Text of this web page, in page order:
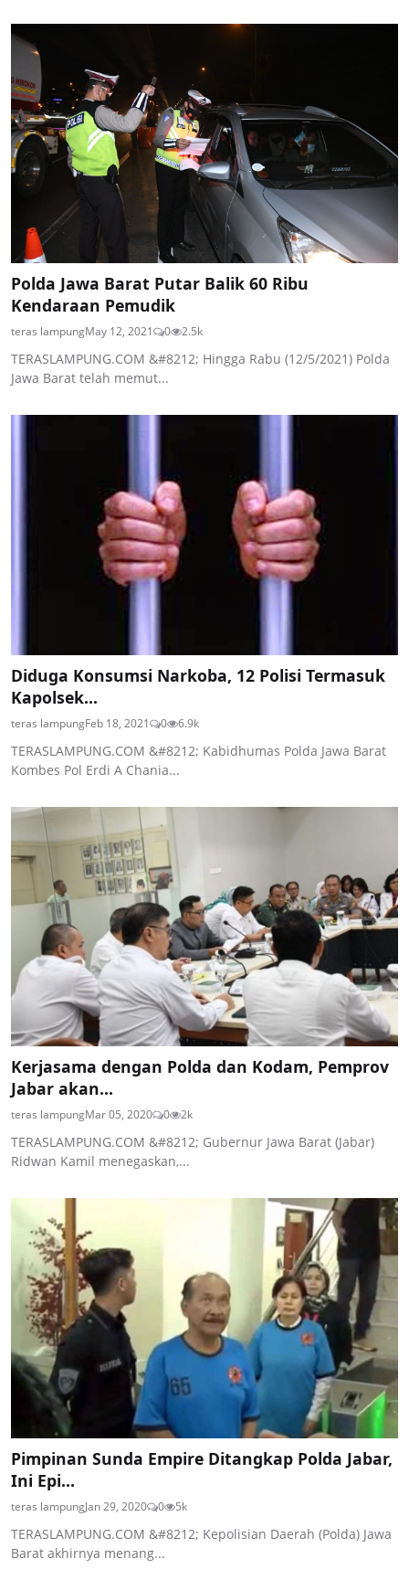
Polda Jawa Barat Putar Balik 60 Ribu
Kendaraan Pemudik
teras lampungMay 12, 2021 0 2.5k
TERASLAMPUNG.COM &#8212; Hingga Rabu (12/5/2021) Polda
Jawa Barat telah memut...
Diduga Konsumsi Narkoba, 12 Polisi Termasuk
Kapolsek...
teras lampungFeb 18, 2021 0 6.9k
TERASLAMPUNG.COM &#8212; Kabidhumas Polda Jawa Barat
Kombes Pol Erdi A Chania...
Kerjasama dengan Polda dan Kodam, Pemprov
Jabar akan...
teras lampungMar 05, 2020 0 2k
TERASLAMPUNG.COM &#8212; Gubernur Jawa Barat (Jabar)
Ridwan Kamil menegaskan,...
Pimpinan Sunda Empire Ditangkap Polda Jabar,
Ini Epi...
teras lampungJan 29, 2020 0 5k
TERASLAMPUNG.COM &#8212; Kepolisian Daerah (Polda) Jawa
Barat akhirnya menang...